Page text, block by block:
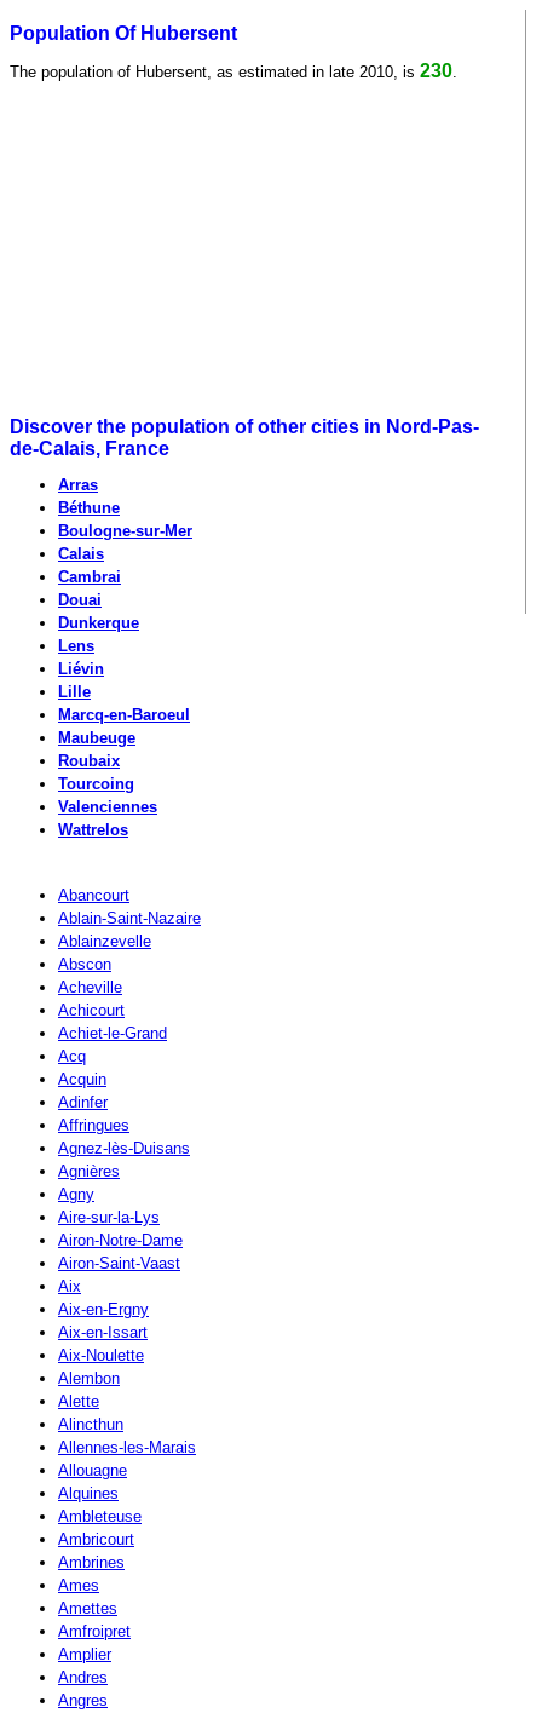
Population Of Hubersent
The population of Hubersent, as estimated in late 2010, is 230
Discover the population of other cities in Nord-Pas-
de-Calais, France
Arras
Béthune
Boulogne-sur-Mer
Calais
Cambrai
Douai
Dunkerque
Lens
Liévin
Lille
Marcq-en-Baroeul
Maubeuge
Roubaix
Tourcoing
Valenciennes
Wattrelos
Abancourt
Ablain-Saint-Nazaire
Ablainzevelle
Abscon
Acheville
Achicourt
Achiet-le-Grand
Acq
Acquin
Adinfer
Affringues
Agnez-lès-Duisans
Agnières
Agny
Aire-sur-la-Lys
Airon-Notre-Dame
Airon-Saint-Vaast
Aix
Aix-en-Ergny
Aix-en-Issart
Aix-Noulette
Alembon
Alette
Alincthun
Allennes-les-Marais
Allouagne
Alquines
Ambleteuse
Ambricourt
Ambrines
Ames
Amettes
Amfroipret
Amplier
Andres
Angres